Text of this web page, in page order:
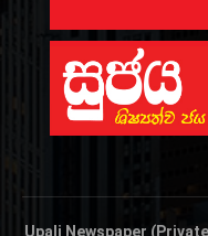
Upali Newspaper